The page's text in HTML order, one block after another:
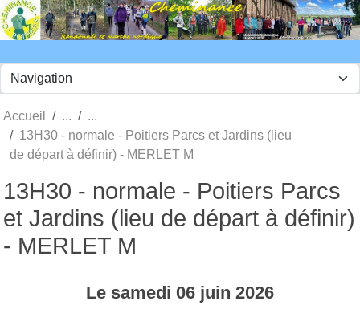
Accueil
13H30 - normale - Poitiers Parcs et Jardins (lieu
de départ à définir) - MERLET M
13H30 - normale - Poitiers Parcs
et Jardins (lieu de départ à définir)
- MERLET M
Le samedi 06 juin 2026
Panneau de gestion des cookies